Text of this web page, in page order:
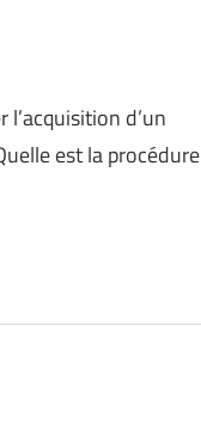
d’un
est la procédure